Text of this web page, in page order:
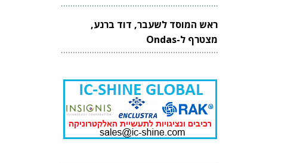
ראש המוסד לשעבר, דוד ברנע,
מצטרף ל-Ondas